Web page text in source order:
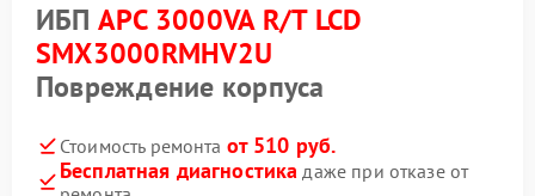
ИБП APC 3000VA R/T LCD
SMX3000RMHV2U
Повреждение корпуса
Стоимость ремонта от 510 руб.
Бесплатная диагностика даже при отказе от